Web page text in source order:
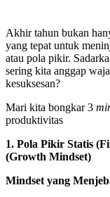
Akhir tahun bukan
yang tepat untuk
atau pola pikir.
sering kita anggap
kesuksesan?
Mari kita bongkar 3
produktivitas
1. Pola Pikir Statis
(Growth Mindset)
Mindset yang